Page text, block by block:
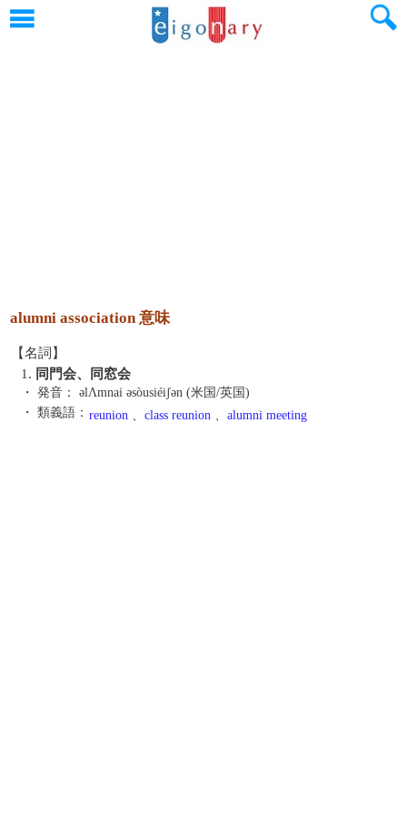
alumni association 意味
【名詞】
1. 同門会、同窓会
・ 発音：
əlΛmnai əsòusiéiʃən (米国/英国)
・ 類義語： reunion 、 class reunion 、 alumni meeting